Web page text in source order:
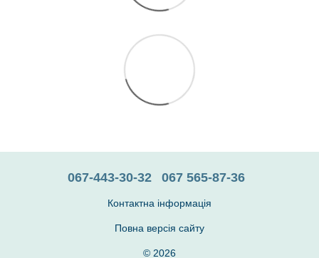
067-443-30-32 067 565-87-36
Контактна інформація
Повна версія сайту
© 2026